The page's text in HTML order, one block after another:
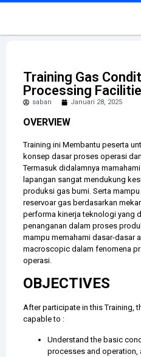
Training Gas
Processing
saban Januari 28, 2025
OVERVIEW
Training ini Membantu peserta
konsep dasar proses operasi
Termasuk didalamnya
lapangan sangat mendukung
produksi gas bumi. Serta
reservoar gas berdasarkan
performa kinerja teknologi yang
penanganan dalam proses
mampu memahami dasar-dasar
macroscopic dalam fenomena
operasi.
OBJECTIVES
After participate in this Training,
capable to :
Understand the basic
processes and operation,